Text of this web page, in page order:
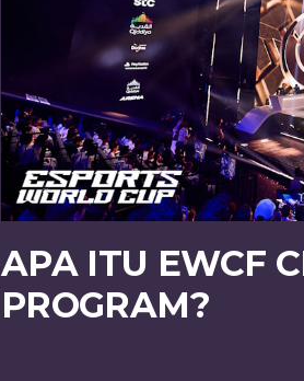
APA ITU EWCF
PROGRAM?